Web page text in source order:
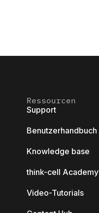
Ressourcen
Support
Benutzerhandbuch
Knowledge base
think-cell Academy
Video-Tutorials